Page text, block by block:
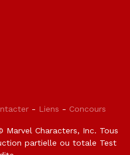
- Liens - Concours
Characters, Inc. Tous
partielle ou totale Test